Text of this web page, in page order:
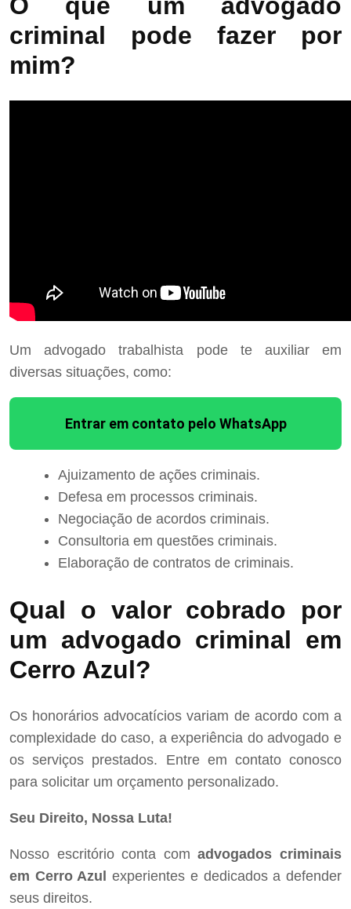
criminal pode fazer por
mim?
Um advogado trabalhista pode te auxiliar em
diversas situações, como:
Entrar em contato pelo WhatsApp
Ajuizamento de ações criminais.
Defesa em processos criminais.
Negociação de acordos criminais.
Consultoria em questões criminais.
Elaboração de contratos de criminais.
Qual o valor cobrado por
um advogado criminal em
Cerro Azul?
Os honorários advocatícios variam de acordo com a
complexidade do caso, a experiência do advogado e
os serviços prestados. Entre em contato conosco
para solicitar um orçamento personalizado.
Seu Direito, Nossa Luta!
Nosso escritório conta comadvogados criminais
em Cerro Azul
experientes e dedicados a defender
seus direitos.